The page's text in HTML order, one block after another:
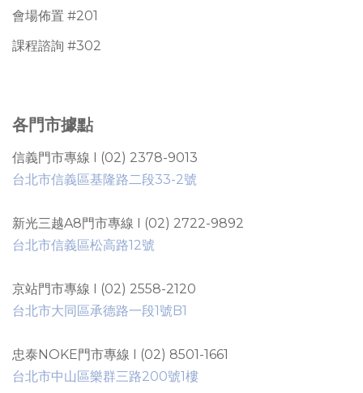
會場佈置 #201
課程諮詢 #302
各門市據點
信義門市專線 I (02) 2378-9013
台北市信義區基隆路二段33-2號
新光三越A8門市專線 I (02) 2722-9892
台北市信義區松高路12號
京站門市專線 I (02) 2558-2120
台北市大同區承德路一段1號B1
忠泰NOKE門市專線 I (02) 8501-1661
台北市中山區樂群三路200號1樓